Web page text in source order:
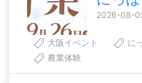
2026-08-
大阪イベント
に
農業体験